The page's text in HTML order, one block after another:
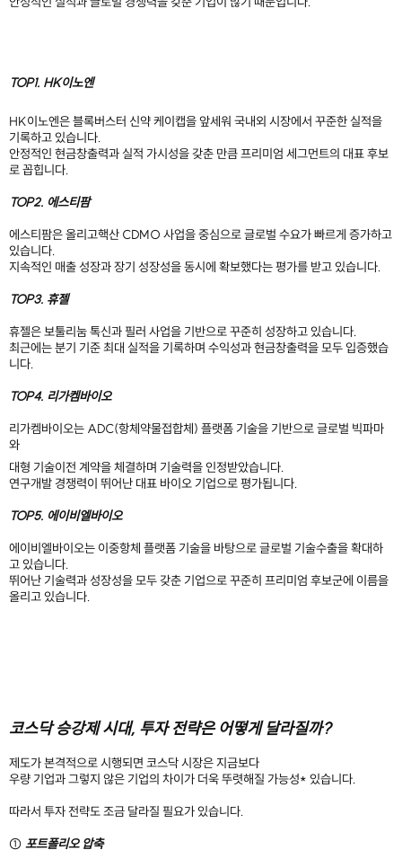
TOP1. HK이노엔
HK이노엔은 블록버스터 신약 케이캡을 앞세워 국내외 시장에서 꾸준한 실적을
기록하고 있습니다.
안정적인 현금창출력과 실적 가시성을 갖춘 만큼 프리미엄 세그먼트의 대표 후보
로 꼽힙니다.
TOP2. 에스티팜
에스티팜은 올리고핵산 CDMO 사업을 중심으로 글로벌 수요가 빠르게 증가하고
있습니다.
지속적인 매출 성장과 장기 성장성을 동시에 확보했다는 평가를 받고 있습니다.
TOP3. 휴젤
휴젤은 보툴리눔 톡신과 필러 사업을 기반으로 꾸준히 성장하고 있습니다.
최근에는 분기 기준 최대 실적을 기록하며 수익성과 현금창출력을 모두 입증했습
니다.
TOP4. 리가켐바이오
리가켐바이오는 ADC(항체약물접합체) 플랫폼 기술을 기반으로 글로벌 빅파마
와
대형 기술이전 계약을 체결하며 기술력을 인정받았습니다.
연구개발 경쟁력이 뛰어난 대표 바이오 기업으로 평가됩니다.
TOP5. 에이비엘바이오
에이비엘바이오는 이중항체 플랫폼 기술을 바탕으로 글로벌 기술수출을 확대하
고 있습니다.
뛰어난 기술력과 성장성을 모두 갖춘 기업으로 꾸준히 프리미엄 후보군에 이름을
올리고 있습니다.
코스닥 승강제 시대, 투자 전략은 어떻게 달라질까?
제도가 본격적으로 시행되면 코스닥 시장은 지금보다
우량 기업과 그렇지 않은 기업의 차이가 더욱 뚜렷해질 가능성* 있습니다.
따라서 투자 전략도 조금 달라질 필요가 있습니다.
① 포트폴리오 압축